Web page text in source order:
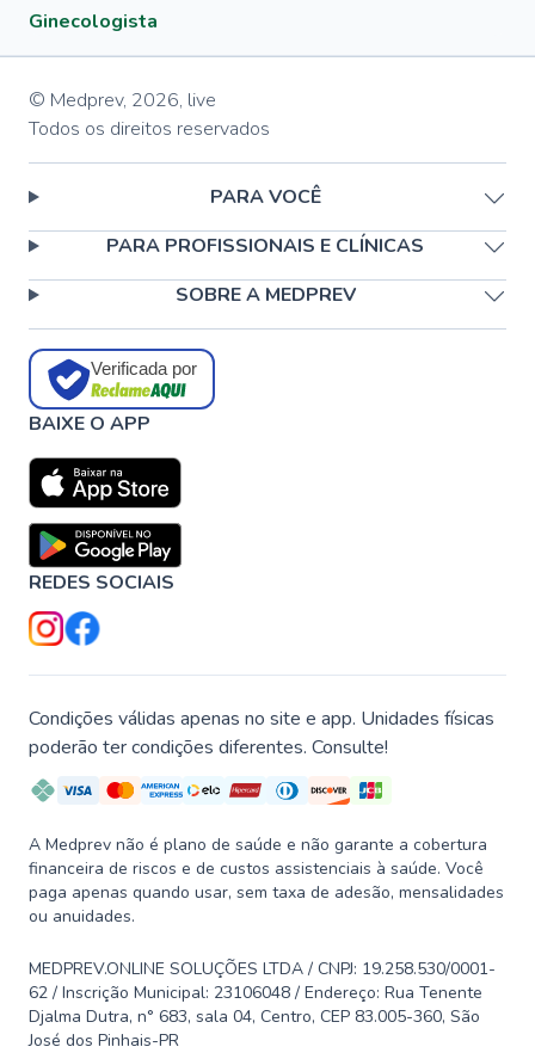
Ginecologista
© Medprev, 2026, live
Todos os direitos reservados
PARA VOCÊ
PARA PROFISSIONAIS E CLÍNICAS
SOBRE A MEDPREV
Verificada por
BAIXE O APP
REDES SOCIAIS
Condições válidas apenas no site e app. Unidades físicas
poderão ter condições diferentes. Consulte!
A Medprev não é plano de saúde e não garante a cobertura
financeira de riscos e de custos assistenciais à saúde. Você
paga apenas quando usar, sem taxa de adesão, mensalidades
ou anuidades.
MEDPREV.ONLINE SOLUÇÕES LTDA / CNPJ: 19.258.530/0001-
62 / Inscrição Municipal: 23106048 / Endereço: Rua Tenente
Djalma Dutra, n° 683, sala 04, Centro, CEP 83.005-360, São
José dos Pinhais-PR